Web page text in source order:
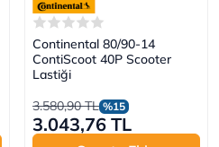
Continental 80/90-14
ContiScoot 40P Scooter
Lastiği
3.580,90 TL %15
3.043,76 TL